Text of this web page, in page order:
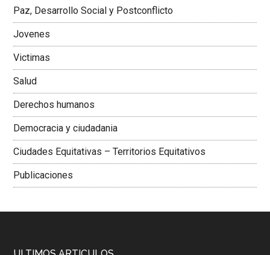
Paz, Desarrollo Social y Postconflicto
Jovenes
Victimas
Salud
Derechos humanos
Democracia y ciudadania
Ciudades Equitativas – Territorios Equitativos
Publicaciones